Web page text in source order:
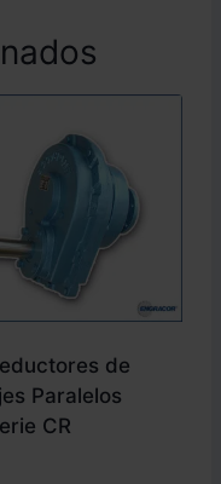
de
Paralelos
CR